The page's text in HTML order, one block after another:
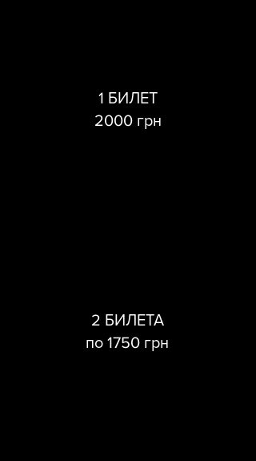
1 БИЛЕТ
2000 грн
2 БИЛЕТА
по 1750 грн